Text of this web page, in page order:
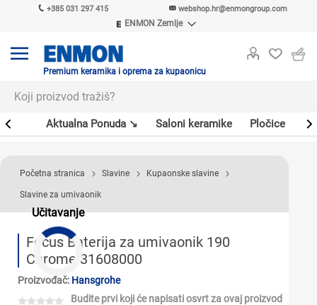
+385 031 297 415 webshop.hr@enmongroup.com
ENMON Zemlje
ENMON MKD
Premium keramika i oprema za kupaonicu
Aktualna Ponuda ↘ Saloni keramike Pločice
Učitavanje
Početna stranica Slavine Kupaonske slavine
Slavine za umivaonik
Focus Baterija za umivaonik 190
Chrome 31608000
Proizvođač: Hansgrohe
Budite prvi koji će napisati osvrt za ovaj proizvod